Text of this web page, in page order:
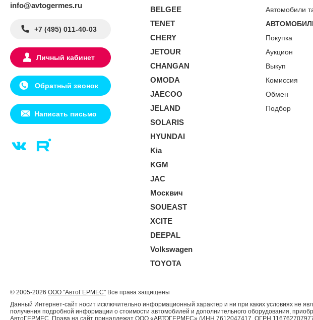
info@avtogermes.ru
+7 (495) 011-40-03
Личный кабинет
Обратный звонок
Написать письмо
BELGEE
TENET
CHERY
JETOUR
CHANGAN
OMODA
JAECOO
JELAND
SOLARIS
HYUNDAI
Kia
KGM
JAC
Москвич
SOUEAST
XCITE
DEEPAL
Volkswagen
TOYOTA
Автомобили
Покупка
Аукцион
Выкуп
Комиссия
Обмен
Подбор
© 2005-2026 ООО "АвтоГЕРМЕС" Все права защищены
Данный Интернет-сайт носит исключительно информационный характер и ни при каких условиях не
получения подробной информации о стоимости автомобилей и дополнительного оборудования,
АвтоГЕРМЕС. Права на сайт принадлежат ООО «АВТОГЕРМЕС» (ИНН 7612047417, ОГРН